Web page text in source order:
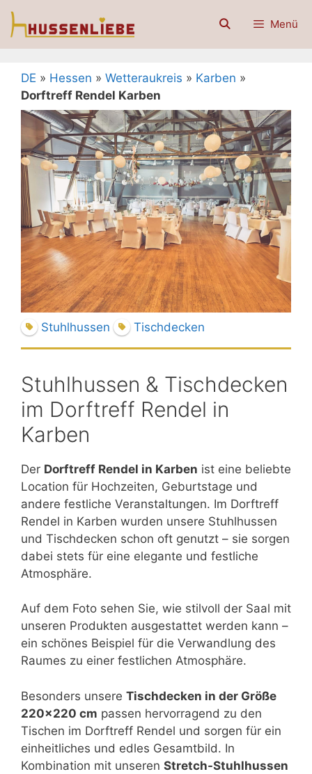
Zum
Inhalt
Menü
DE » Hessen » Wetteraukreis » Karben »
Dorftreff Rendel Karben
Stuhlhussen Tischdecken
Stuhlhussen & Tischdecken
im Dorftreff Rendel in
Karben
Der Dorftreff Rendel in Karben ist eine beliebte
Location für Hochzeiten, Geburtstage und
andere festliche Veranstaltungen. Im Dorftreff
Rendel in Karben wurden unsere Stuhlhussen
und Tischdecken schon oft genutzt – sie sorgen
dabei stets für eine elegante und festliche
Atmosphäre.
Auf dem Foto sehen Sie, wie stilvoll der Saal mit
unseren Produkten ausgestattet werden kann –
ein schönes Beispiel für die Verwandlung des
Raumes zu einer festlichen Atmosphäre.
Besonders unsere Tischdecken in der Größe
220×220 cm passen hervorragend zu den
Tischen im Dorftreff Rendel und sorgen für ein
einheitliches und edles Gesamtbild. In
Kombination mit unseren Stretch-Stuhlhussen